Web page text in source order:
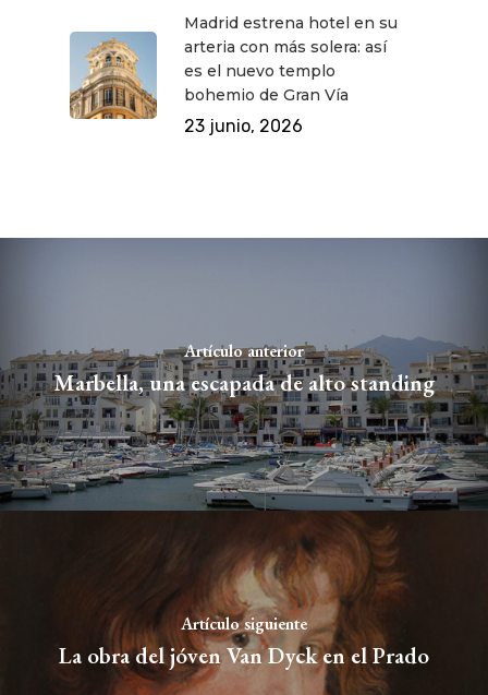
Madrid estrena hotel en su
arteria con más solera: así
es el nuevo templo
bohemio de Gran Vía
23 junio, 2026
Artículo anterior
Marbella, una escapada de alto standing
Artículo siguiente
La obra del jóven Van Dyck en el Prado